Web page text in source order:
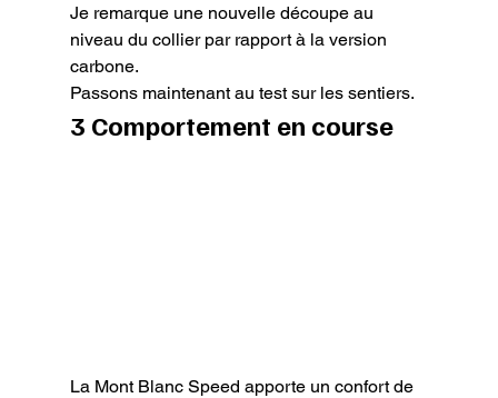
Je remarque une nouvelle découpe au
niveau du collier par rapport à la version
carbone.
Passons maintenant au test sur les sentiers.
3 Comportement en course
La Mont Blanc Speed apporte un confort de